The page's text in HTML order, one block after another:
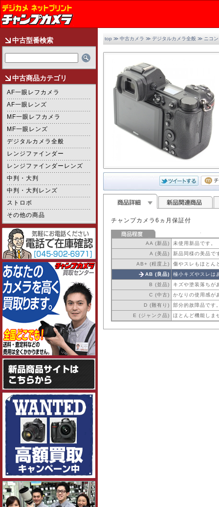
中古型番検索
中古商品カテゴリ
AF一眼レフカメラ
AF一眼レンズ
MF一眼レフカメラ
MF一眼レンズ
デジタルカメラ全般
レンジファインダー
レンジファインダーレンズ
中判・大判
中判・大判レンズ
ストロボ
その他の商品
top ≫ 中古カメラ ≫ デジタルカメラ全般 ≫ ニコン
2/2
チャンプカメラ6ヵ月保証付
AA (新品)
未使用新品です。
A (美品)
新品同様の美品で
AB+ (程度上)
傷やスレもほとん
AB (良品)
極小キズやスレは
B (並品)
キズや塗装落ちが
C (中古)
かなりの使用感が
D (難有り)
部分的故障品です
E (ジャンク品)
ほとんど機能しま